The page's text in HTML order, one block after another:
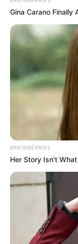
The
Gina Carano Finally
BRAINBERRIES
Her Story Isn't